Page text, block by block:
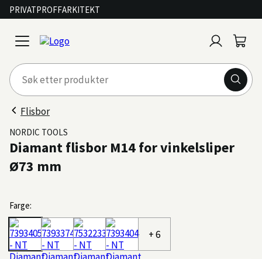
PRIVATPROFFARKITEKT
open
menu
inn
Flisbor
NORDIC TOOLS
Diamant flisbor M14 for vinkelsliper
Ø73 mm
Farge:
+ 6